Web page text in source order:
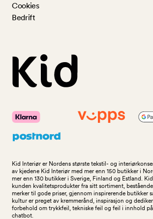
Cookies
Bedrift
Kid Interiør er Nordens største tekstil- og
av kjedene Kid Interiør med mer enn 150 butikker i
mer enn 130 butikker i Sverige, Finland og Estland.
kunden kvalitetsprodukter fra sitt sortiment,
merker til gode priser, gjennom inspirerende butikker
kultur er preget av kremmerånd, inspirasjon og
forbehold om trykkfeil, tekniske feil og feil i innhold
chatbot.